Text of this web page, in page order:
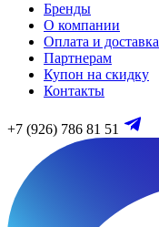
Бренды
О компании
Оплата и доставка
Партнерам
Купон на скидку
Контакты
+7 (926) 786 81 51